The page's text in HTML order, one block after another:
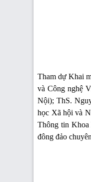
Tham dự Khai
và Công nghệ
Nội); ThS.
học Xã hội và
Thông tin Khoa
đông đảo